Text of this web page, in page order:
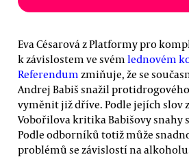
Eva Césarová z Platformy pro
k závislostem ve svém lednovém
Referendum zmiňuje, že se
Andrej Babiš snažil
vyměnit již dříve. Podle jejích slov
Vobořilova kritika Babišovy snahy
Podle odborníků totiž může
problémů se závislostí na